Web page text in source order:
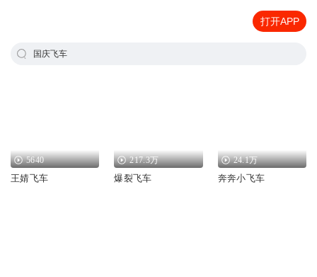
打开APP
国庆飞车
5640
王婧飞车
217.3万
爆裂飞车
24.1万
奔奔小飞车